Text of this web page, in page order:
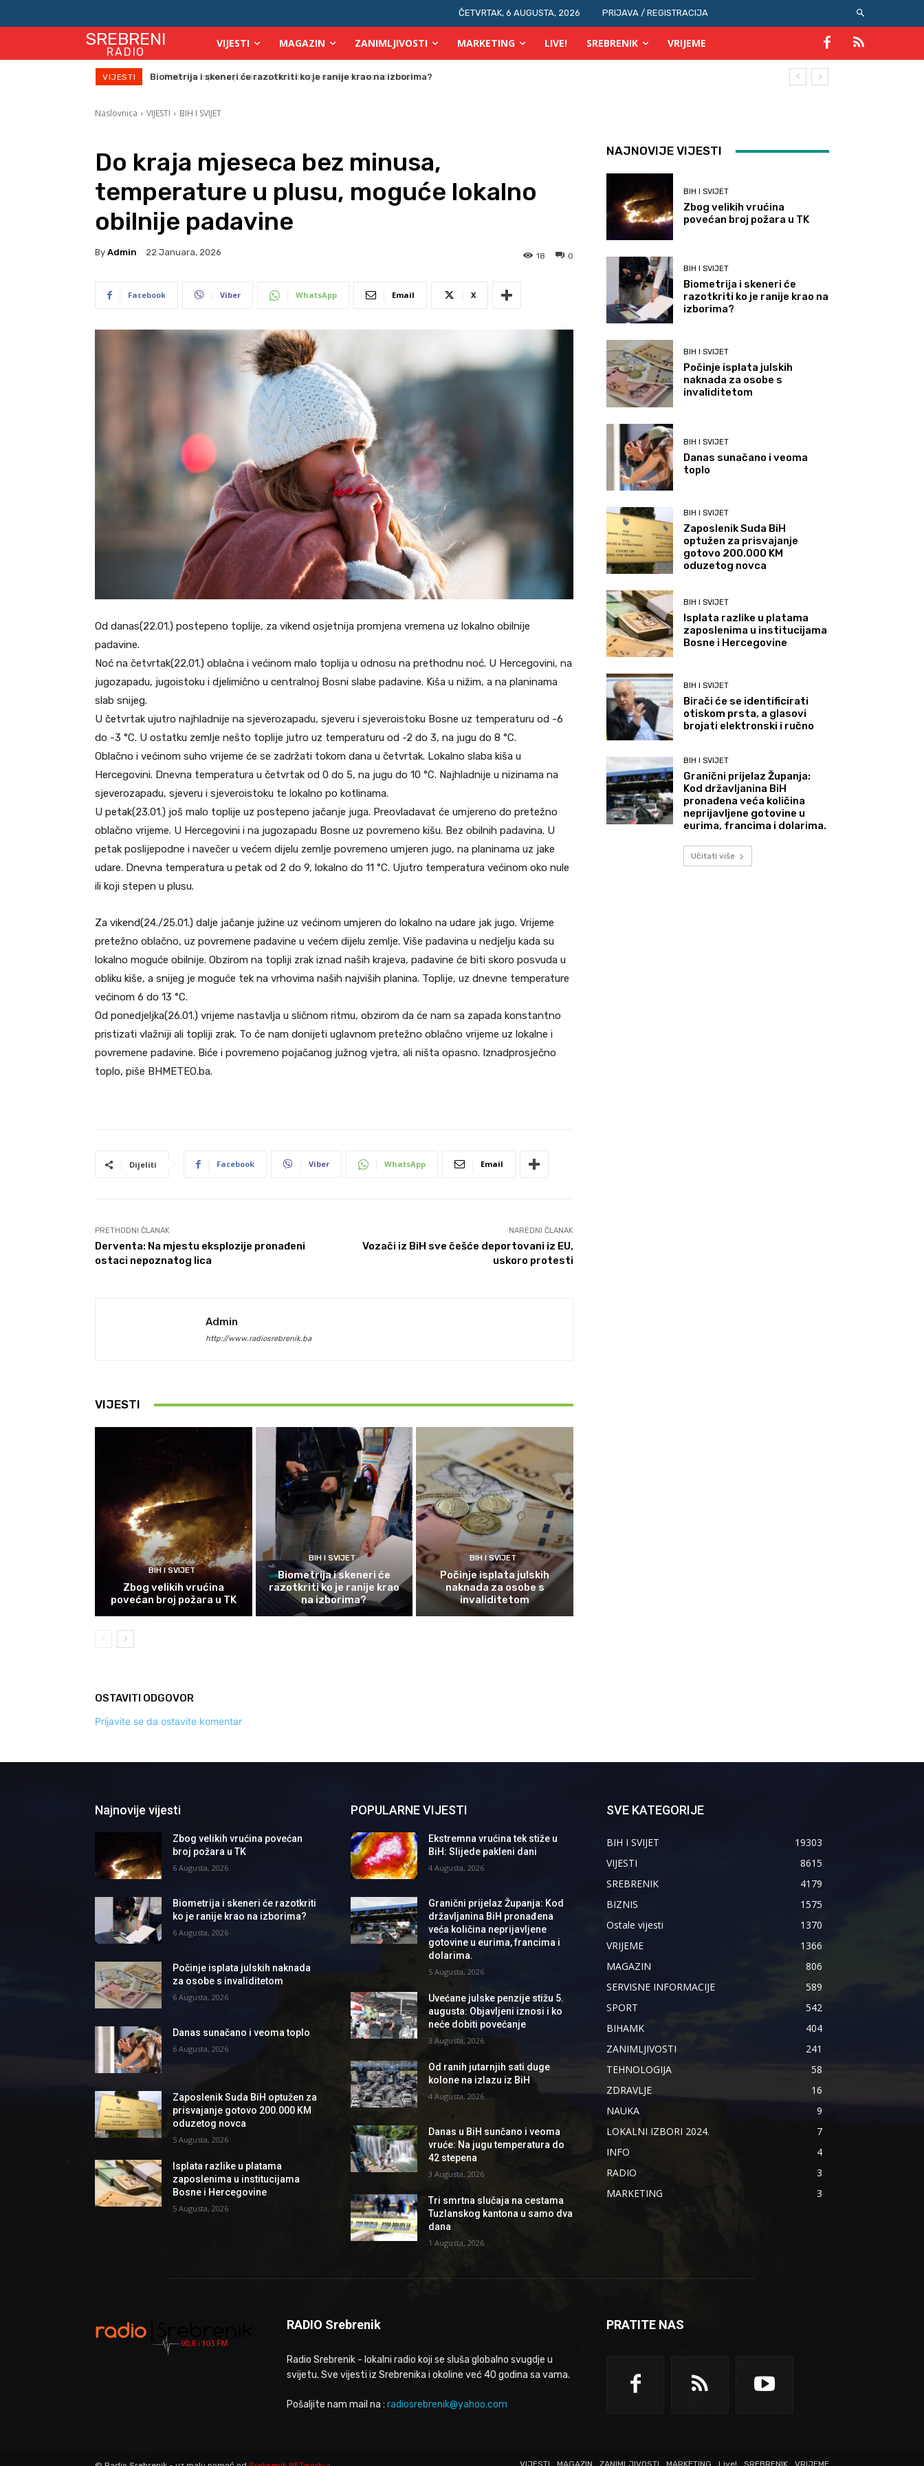
ČETVRTAK, 6 AUGUSTA, 2026 PRIJAVA / REGISTRACIJA
SREBRENI
RADIO
VIJESTI MAGAZIN ZANIMLJIVOSTI MARKETING LIVE! SREBRENIK VRIJEME
VIJESTI Počinje isplata julskih naknada za osobe s invaliditetom
Naslovnica VIJESTI BIH I SVIJET
Do kraja mjeseca bez minusa,
temperature u plusu, moguće lokalno
obilnije padavine
By Admin 22 Januara, 2026 0
18
Facebook Viber WhatsApp Email X
Od danas(22.01.) postepeno toplije, za vikend osjetnija promjena vremena uz lokalno obilnije
padavine.
Noć na četvrtak(22.01.) oblačna i većinom malo toplija u odnosu na prethodnu noć. U Hercegovini, na
jugozapadu, jugoistoku i djelimično u centralnoj Bosni slabe padavine. Kiša u nižim, a na planinama
slab snijeg.
U četvrtak ujutro najhladnije na sjeverozapadu, sjeveru i sjeveroistoku Bosne uz temperaturu od -6
do -3 °C. U ostatku zemlje nešto toplije jutro uz temperaturu od -2 do 3, na jugu do 8 °C.
Oblačno i većinom suho vrijeme će se zadržati tokom dana u četvrtak. Lokalno slaba kiša u
Hercegovini. Dnevna temperatura u četvrtak od 0 do 5, na jugu do 10 °C. Najhladnije u nizinama na
sjeverozapadu, sjeveru i sjeveroistoku te lokalno po kotlinama.
U petak(23.01.) još malo toplije uz postepeno jačanje juga. Preovladavat će umjereno do pretežno
oblačno vrijeme. U Hercegovini i na jugozapadu Bosne uz povremeno kišu. Bez obilnih padavina. U
petak poslijepodne i navečer u većem dijelu zemlje povremeno umjeren jugo, na planinama uz jake
udare. Dnevna temperatura u petak od 2 do 9, lokalno do 11 °C. Ujutro temperatura većinom oko nule
ili koji stepen u plusu.
Za vikend(24./25.01.) dalje jačanje južine uz većinom umjeren do lokalno na udare jak jugo. Vrijeme
pretežno oblačno, uz povremene padavine u većem dijelu zemlje. Više padavina u nedjelju kada su
lokalno moguće obilnije. Obzirom na topliji zrak iznad naših krajeva, padavine će biti skoro posvuda u
obliku kiše, a snijeg je moguće tek na vrhovima naših najviših planina. Toplije, uz dnevne temperature
većinom 6 do 13 °C.
Od ponedjeljka(26.01.) vrijeme nastavlja u sličnom ritmu, obzirom da će nam sa zapada konstantno
pristizati vlažniji ali topliji zrak. To će nam donijeti uglavnom pretežno oblačno vrijeme uz lokalne i
povremene padavine. Biće i povremeno pojačanog južnog vjetra, ali ništa opasno. Iznadprosječno
toplo, piše BHMETEO.ba.
Dijeliti Facebook Viber WhatsApp Email
PRETHODNI ČLANAK
Derventa: Na mjestu eksplozije pronađeni
ostaci nepoznatog lica
NAREDNI ČLANAK
Vozači iz BiH sve češće deportovani iz EU,
uskoro protesti
Admin
http://www.radiosrebrenik.ba
VIJESTI
BIH I SVIJET
Zbog velikih vrućina
povećan broj požara u TK
BIH I SVIJET
Biometrija i skeneri će
razotkriti ko je ranije krao
na izborima?
BIH I SVIJET
Počinje isplata julskih
naknada za osobe s
invaliditetom
OSTAVITI ODGOVOR
Prijavite se da ostavite komentar
NAJNOVIJE VIJESTI
BIH I SVIJET
Zbog velikih vrućina
povećan broj požara u TK
BIH I SVIJET
Biometrija i skeneri će
razotkriti ko je ranije krao na
izborima?
BIH I SVIJET
Počinje isplata julskih
naknada za osobe s
invaliditetom
BIH I SVIJET
Danas sunačano i veoma
toplo
BIH I SVIJET
Zaposlenik Suda BiH
optužen za prisvajanje
gotovo 200.000 KM
oduzetog novca
BIH I SVIJET
Isplata razlike u platama
zaposlenima u institucijama
Bosne i Hercegovine
BIH I SVIJET
Birači će se identificirati
otiskom prsta, a glasovi
brojati elektronski i ručno
BIH I SVIJET
Granični prijelaz Županja:
Kod državljanina BiH
pronađena veća količina
neprijavljene gotovine u
eurima, francima i dolarima.
Učitati više
Najnovije vijesti
Zbog velikih vrućina povećan
broj požara u TK
6 Augusta, 2026
Biometrija i skeneri će razotkriti
ko je ranije krao na izborima?
6 Augusta, 2026
Počinje isplata julskih naknada
za osobe s invaliditetom
6 Augusta, 2026
Danas sunačano i veoma toplo
6 Augusta, 2026
Zaposlenik Suda BiH optužen za
prisvajanje gotovo 200.000 KM
oduzetog novca
5 Augusta, 2026
Isplata razlike u platama
zaposlenima u institucijama
Bosne i Hercegovine
5 Augusta, 2026
POPULARNE VIJESTI
Ekstremna vrućina tek stiže u
BiH: Slijede pakleni dani
4 Augusta, 2026
Granični prijelaz Županja: Kod
državljanina BiH pronađena
veća količina neprijavljene
gotovine u eurima, francima i
dolarima.
5 Augusta, 2026
Uvećane julske penzije stižu 5.
augusta: Objavljeni iznosi i ko
neće dobiti povećanje
3 Augusta, 2026
Od ranih jutarnjih sati duge
kolone na izlazu iz BiH
4 Augusta, 2026
Danas u BiH sunčano i veoma
vruće: Na jugu temperatura do
42 stepena
3 Augusta, 2026
Tri smrtna slučaja na cestama
Tuzlanskog kantona u samo dva
dana
1 Augusta, 2026
SVE KATEGORIJE
BIH I SVIJET
19303
VIJESTI
8615
SREBRENIK
4179
BIZNIS
1575
Ostale vijesti
1370
VRIJEME
1366
MAGAZIN
806
SERVISNE INFORMACIJE
589
SPORT
542
BIHAMK
404
ZANIMLJIVOSTI
241
TEHNOLOGIJA
58
ZDRAVLJE
16
NAUKA
9
LOKALNI IZBORI 2024.
7
INFO
4
RADIO
3
MARKETING
3
RADIO Srebrenik
Radio Srebrenik - lokalni radio koji se sluša globalno svugdje u
svijetu. Sve vijesti iz Srebrenika i okoline već 40 godina sa vama.
Pošaljite nam mail na : radiosrebrenik@yahoo.com
PRATITE NAS
VIJESTI MAGAZIN ZANIMLJIVOSTI MARKETING Live! SREBRENIK VRIJEME